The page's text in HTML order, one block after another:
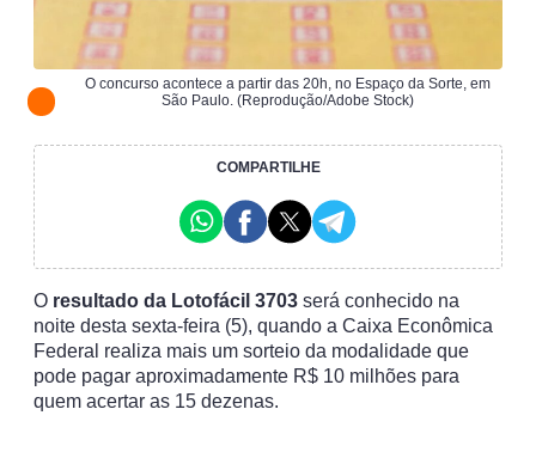
O concurso acontece a partir das 20h, no Espaço da Sorte, em
São Paulo. (Reprodução/Adobe Stock)
COMPARTILHE
O resultado da Lotofácil 3703 será conhecido na
noite desta sexta-feira (5), quando a Caixa Econômica
Federal realiza mais um sorteio da modalidade que
pode pagar aproximadamente R$ 10 milhões para
quem acertar as 15 dezenas.